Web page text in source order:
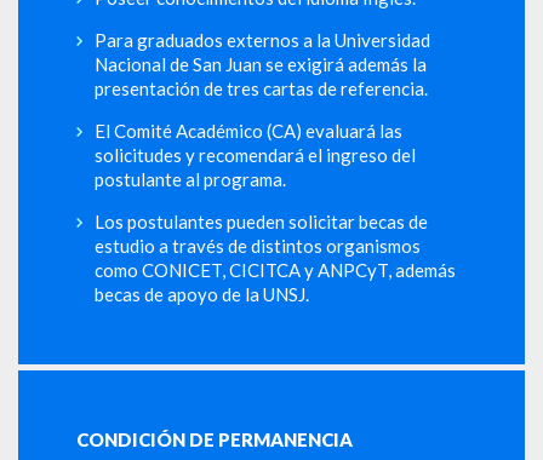
Para graduados externos a la Universidad
Nacional de San Juan se exigirá además la
presentación de tres cartas de referencia.
El Comité Académico (CA) evaluará las
solicitudes y recomendará el ingreso del
postulante al programa.
Los postulantes pueden solicitar becas de
estudio a través de distintos organismos
como CONICET, CICITCA y ANPCyT, además
becas de apoyo de la UNSJ.
CONDICIÓN DE PERMANENCIA